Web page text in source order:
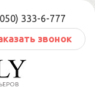
333-6-777
звонок